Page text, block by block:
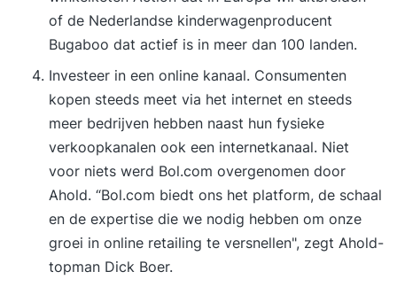
of de Nederlandse kinderwagenproducent
Bugaboo dat actief is in meer dan 100 landen.
Investeer in een online kanaal. Consumenten
kopen steeds meet via het internet en steeds
meer bedrijven hebben naast hun fysieke
verkoopkanalen ook een internetkanaal. Niet
voor niets werd Bol.com overgenomen door
Ahold. “Bol.com biedt ons het platform, de schaal
en de expertise die we nodig hebben om onze
groei in online retailing te versnellen", zegt Ahold-
topman Dick Boer.